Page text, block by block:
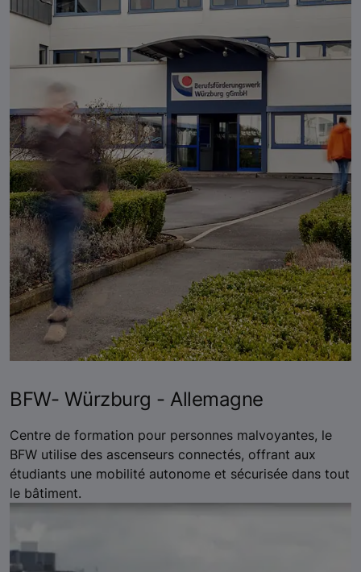
BFW- Würzburg - Allemagne
Centre de formation pour personnes malvoyantes, le
BFW utilise des ascenseurs connectés, offrant aux
étudiants une mobilité autonome et sécurisée dans tout
le bâtiment.